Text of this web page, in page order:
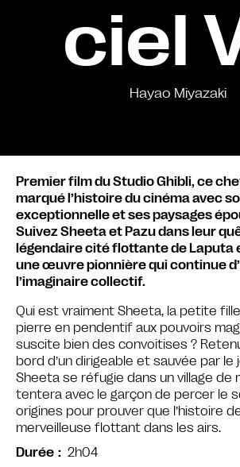
ciel
Hayao Miyazaki
Premier film du Studio Ghibli, ce
marqué l’histoire du cinéma avec
exceptionnelle et ses paysages
Suivez Sheeta et Pazu dans leur
légendaire cité flottante de Laputa
une œuvre pionnière qui continue
l’imaginaire collectif.
Qui est vraiment Sheeta, la petite
pierre en pendentif aux pouvoirs
suscite bien des convoitises ?
bord d’un dirigeable et sauvée par le
Sheeta se réfugie dans un village de
tentera avec le garçon de percer le
origines pour prouver que l’histoire de
merveilleuse flottant dans les airs.
Durée
2h04